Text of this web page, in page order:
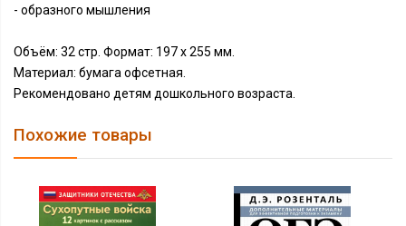
- образного мышления
Объём: 32 стр. Формат: 197 х 255 мм.
Материал: бумага офсетная.
Рекомендовано детям дошкольного возраста.
Похожие товары